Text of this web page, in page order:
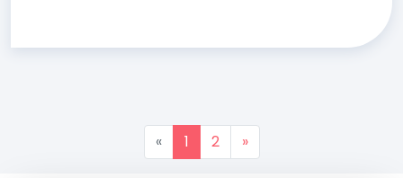
« 1 2 »